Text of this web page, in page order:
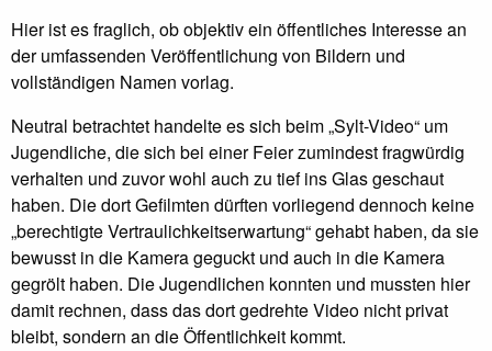
Hier ist es fraglich, ob objektiv ein öffentliches Interesse an
der umfassenden Veröffentlichung von Bildern und
vollständigen Namen vorlag.
Neutral betrachtet handelte es sich beim „Sylt-Video“ um
Jugendliche, die sich bei einer Feier zumindest fragwürdig
verhalten und zuvor wohl auch zu tief ins Glas geschaut
haben. Die dort Gefilmten dürften vorliegend dennoch keine
„berechtigte Vertraulichkeitserwartung“ gehabt haben, da sie
bewusst in die Kamera geguckt und auch in die Kamera
gegrölt haben. Die Jugendlichen konnten und mussten hier
damit rechnen, dass das dort gedrehte Video nicht privat
bleibt, sondern an die Öffentlichkeit kommt.